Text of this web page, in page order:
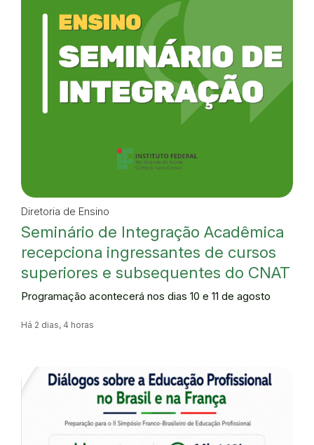
Diretoria de Ensino
Seminário de Integração Acadêmica
recepciona ingressantes de cursos
superiores e subsequentes do CNAT
Programação acontecerá nos dias 10 e 11 de agosto
Há 2 dias, 4 horas